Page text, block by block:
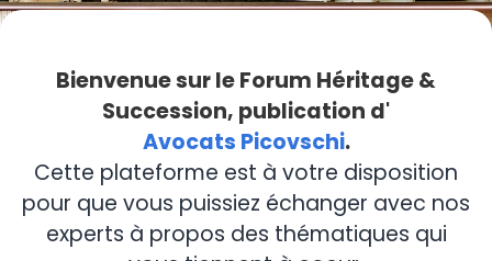
Bienvenue sur le Forum Héritage &
Succession, publication d'
Avocats Picovschi.
Cette plateforme est à votre disposition
pour que vous puissiez échanger avec nos
experts à propos des thématiques qui